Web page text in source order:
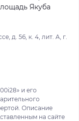
Якуба
д. 56, к. 4, лит. А, г.
и его
Описание
на сайте